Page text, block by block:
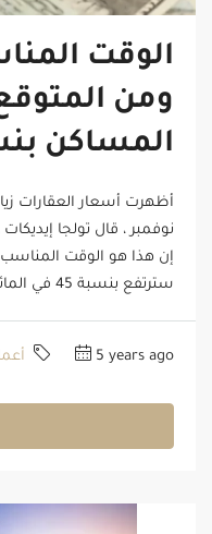
الوقت
ومن
المساكن بنسبة 45
إن هذا هو الوقت
سترتفع بنسبة 45 في المائة في الفترة المقبلة. كما أدت...
5 years ago